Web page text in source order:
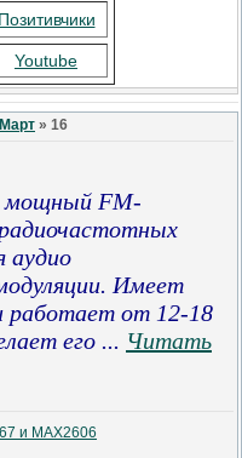
Позитивчики
Youtube
Март » 16
мощный FM-
аудио
Имеет
от 12-18
его ... Читать
и MAX2606